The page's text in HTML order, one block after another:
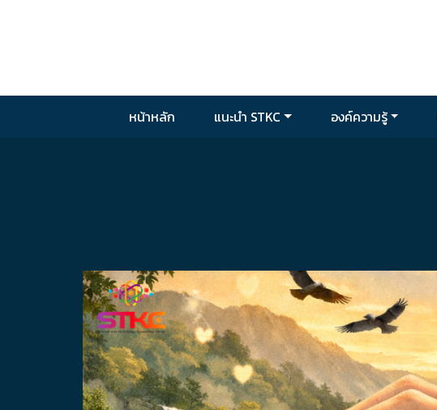
หน้าหลัก แนะนำ STKC องค์ความรู้